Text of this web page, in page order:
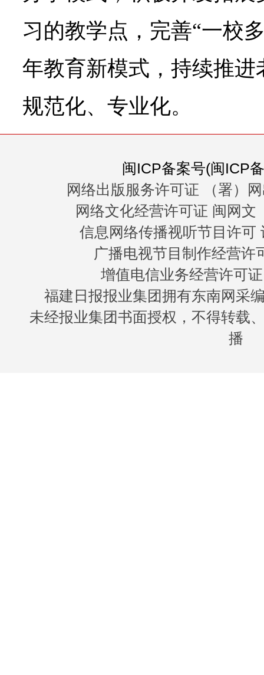
习的教学点，完善“一校
年教育新模式，持续推
规范化、专业化。
闽ICP备案号(闽ICP
网络出版服务许可证 （署）
网络文化经营许可证 闽网文
信息网络传播视听节目许可
广播电视节目制作经营许
增值电信业务经营许可
福建日报报业集团拥有东南网采
未经报业集团书面授权，不得转载
播